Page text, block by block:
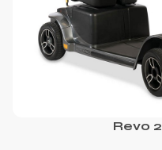
Revo 2